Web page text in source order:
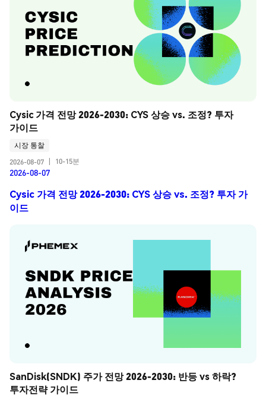
Cysic 가격 전망 2026-2030: CYS 상승 vs. 조정? 투자
가이드
시장 통찰
2026-08-07
10-15분
2026-08-07
Cysic 가격 전망 2026-2030: CYS 상승 vs. 조정? 투자 가
이드
SanDisk(SNDK) 주가 전망 2026-2030: 반등 vs 하락?
투자전략 가이드